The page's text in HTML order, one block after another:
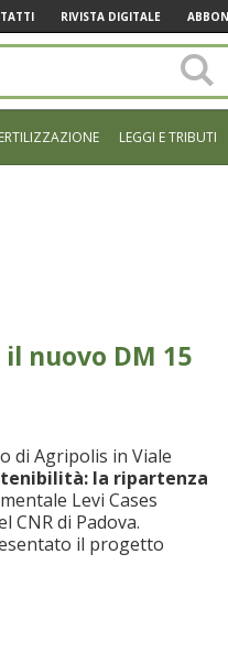
RIVISTA DIGITALE
LEGGI E TRIBUTI
nuovo DM 15
di Agripolis in Viale
la ripartenza
Levi Cases
CNR di Padova.
il progetto